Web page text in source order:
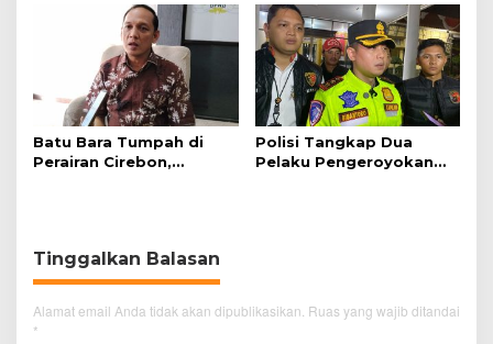
Perjalanan Kereta Api
Batu Bara Tumpah di
Perairan Cirebon,
Polisi Tangkap Dua
Pelaku Pengeroyokan
Tinggalkan Balasan
Alamat email Anda tidak akan dipublikasikan. Ruas yang wajib ditandai
*